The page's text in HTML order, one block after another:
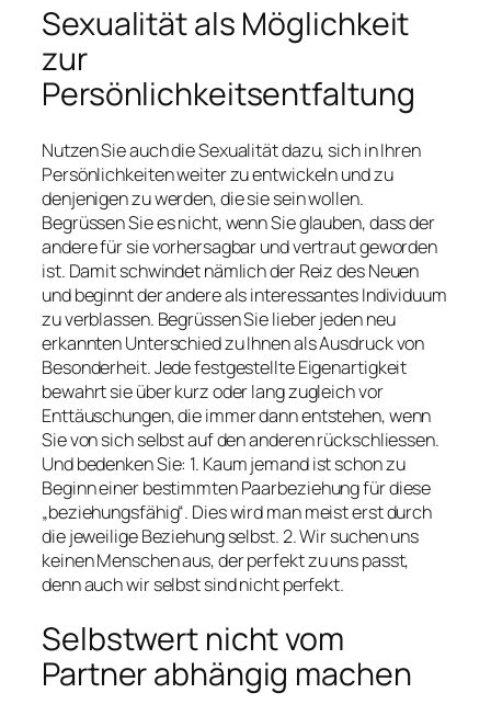
Sexualität als Möglichkeit
zur
Persönlichkeitsentfaltung
Nutzen Sie auch die Sexualität dazu, sich in Ihren
Persönlichkeiten weiter zu entwickeln und zu
denjenigen zu werden, die sie sein wollen.
Begrüssen Sie es nicht, wenn Sie glauben, dass der
andere für sie vorhersagbar und vertraut geworden
ist. Damit schwindet nämlich der Reiz des Neuen
und beginnt der andere als interessantes Individuum
zu verblassen. Begrüssen Sie lieber jeden neu
erkannten Unterschied zu Ihnen als Ausdruck von
Besonderheit. Jede festgestellte Eigenartigkeit
bewahrt sie über kurz oder lang zugleich vor
Enttäuschungen, die immer dann entstehen, wenn
Sie von sich selbst auf den anderen rückschliessen.
Und bedenken Sie: 1. Kaum jemand ist schon zu
Beginn einer bestimmten Paarbeziehung für diese
„beziehungsfähig“. Dies wird man meist erst durch
die jeweilige Beziehung selbst. 2. Wir suchen uns
keinen Menschen aus, der perfekt zu uns passt,
denn auch wir selbst sind nicht perfekt.
Selbstwert nicht vom
Partner abhängig machen